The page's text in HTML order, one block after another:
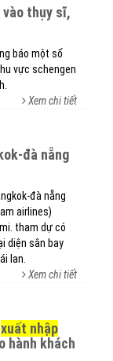
vào thụy sĩ,
báo một số
vực schengen
Xem chi tiết
đà nẵng
airlines)
tham dự có
diện sân bay
lan.
Xem chi tiết
xuất nhập
hành khách